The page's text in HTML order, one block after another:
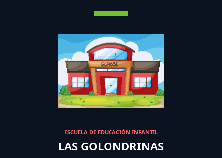
ESCUELA DE EDUCACIÓN INFANTIL
LAS GOLONDRINAS